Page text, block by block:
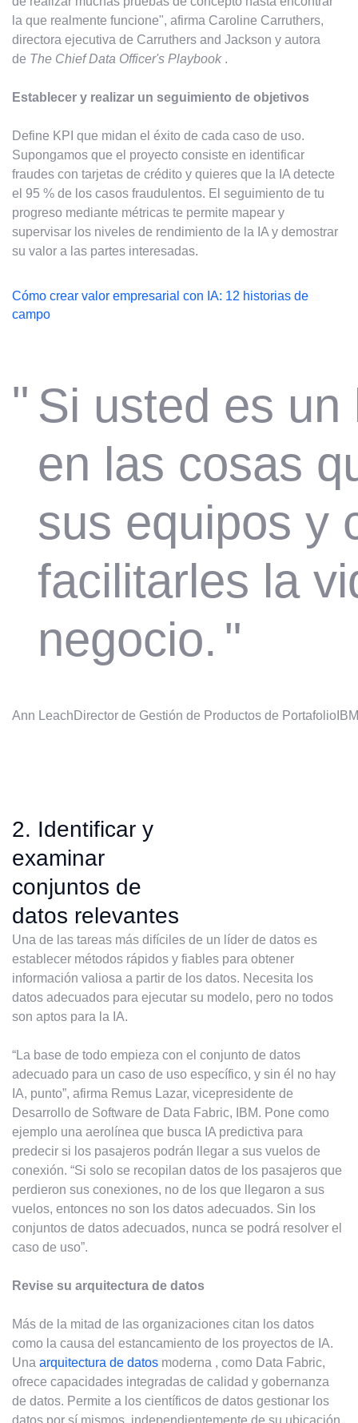
la que realmente funcione", afirma Caroline Carruthers,
directora ejecutiva de Carruthers and Jackson y autora
de The Chief Data Officer's Playbook .
Establecer y realizar un seguimiento de objetivos
Define KPI que midan el éxito de cada caso de uso.
Supongamos que el proyecto consiste en identificar
fraudes con tarjetas de crédito y quieres que la IA detecte
el 95 % de los casos fraudulentos. El seguimiento de tu
progreso mediante métricas te permite mapear y
supervisar los niveles de rendimiento de la IA y demostrar
su valor a las partes interesadas.
Cómo crear valor empresarial con IA: 12 historias de
campo
" Si usted es
en las cosas
sus equipos y
facilitarles la
negocio. "
Ann Leach Director de Gestión de Productos de Portafolio IBM
2. Identificar y
examinar
conjuntos de
datos relevantes
Una de las tareas más difíciles de un líder de datos es
establecer métodos rápidos y fiables para obtener
información valiosa a partir de los datos. Necesita los
datos adecuados para ejecutar su modelo, pero no todos
son aptos para la IA.
“La base de todo empieza con el conjunto de datos
adecuado para un caso de uso específico, y sin él no hay
IA, punto”, afirma Remus Lazar, vicepresidente de
Desarrollo de Software de Data Fabric, IBM. Pone como
ejemplo una aerolínea que busca IA predictiva para
predecir si los pasajeros podrán llegar a sus vuelos de
conexión. “Si solo se recopilan datos de los pasajeros que
perdieron sus conexiones, no de los que llegaron a sus
vuelos, entonces no son los datos adecuados. Sin los
conjuntos de datos adecuados, nunca se podrá resolver el
caso de uso”.
Revise su arquitectura de datos
Más de la mitad de las organizaciones citan los datos
como la causa del estancamiento de los proyectos de IA.
Una arquitectura de datos moderna , como Data Fabric,
ofrece capacidades integradas de calidad y gobernanza
de datos. Permite a los científicos de datos gestionar los
datos por sí mismos, independientemente de su ubicación,